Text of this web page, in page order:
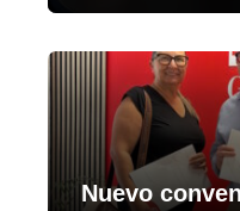
Nuevo